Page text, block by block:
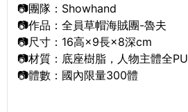
📷團隊：Showhand
📷作品：全員草帽海賊團-魯夫
📷尺寸：16高×9長×8深cm
📷材質：底座樹脂，人物主體全PU
📷體數：國內限量300體